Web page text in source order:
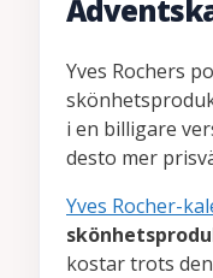
Yves Rochers
i en billigare
desto mer
Yves Rocher-
kostar trots